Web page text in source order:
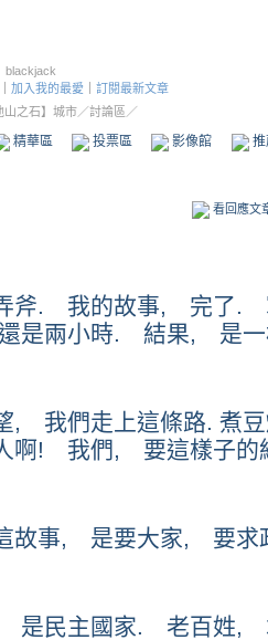
blackjack
加入我的最愛
訂閱最新文章
山之石】城市／討論區／
精華區 投票區 影像館
看回應文
斧. 我的故事, 完了.
是兩小時. 結果, 是
, 我們走上這條路. 煮
啊! 我們, 要這樣子的
故事, 是要大家, 要
是民主國家. 老百姓,